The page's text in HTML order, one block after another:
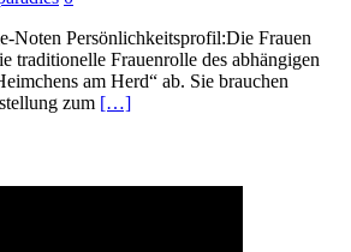
Noten Persönlichkeitsprofil:Die Frauen
traditionelle Frauenrolle des abhängigen
am Herd“ ab. Sie brauchen
zum […]